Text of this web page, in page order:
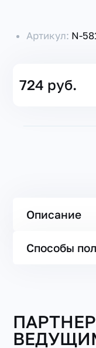
Артикул: N-
724 руб.
Описание
Способы